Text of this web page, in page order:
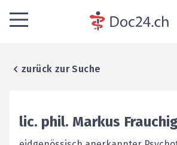
zurück zur Suche
lic. phil. Markus